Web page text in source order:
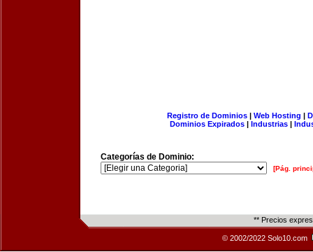
Registro de Dominios| Web Hosting |
Dominios Expirados | Industrias |
Categorías de Dominio:
[Pág.
** Precios
© 2002/2022 Solo10.com